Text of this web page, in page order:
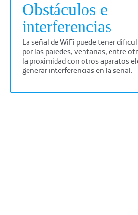
Obstáculos e
interferencias
La señal de WiFi puede tener
por las paredes, ventanas, entre
la proximidad con otros aparatos
generar interferencias en la señal.